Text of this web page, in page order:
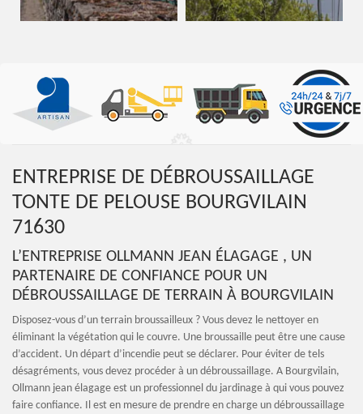
ENTREPRISE DE DÉBROUSSAILLAGE
TONTE DE PELOUSE BOURGVILAIN
71630
L’ENTREPRISE OLLMANN JEAN ÉLAGAGE , UN
PARTENAIRE DE CONFIANCE POUR UN
DÉBROUSSAILLAGE DE TERRAIN À BOURGVILAIN
Disposez-vous d’un terrain broussailleux ? Vous devez le nettoyer en
éliminant la végétation qui le couvre. Une broussaille peut être une cause
d’accident. Un départ d’incendie peut se déclarer. Pour éviter de tels
désagréments, vous devez procéder à un débroussaillage. A Bourgvilain,
Ollmann jean élagage est un professionnel du jardinage à qui vous pouvez
faire confiance. Il est en mesure de prendre en charge un débroussaillage